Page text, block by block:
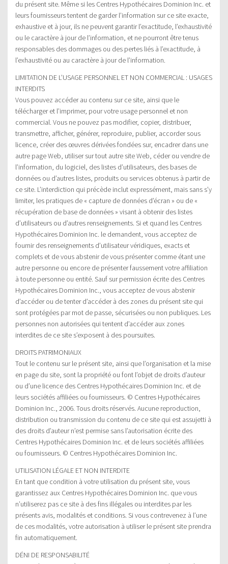
du présent site. Même si les Centres Hypothécaires Dominion Inc. et
leurs fournisseurs tentent de garder l’information sur ce site exacte,
exhaustive et à jour, ils ne peuvent garantir l’exactitude, l’exhaustivité
ou le caractère à jour de l’information, et ne pourront être tenus
responsables des dommages ou des pertes liés à l’exactitude, à
l’exhaustivité ou au caractère à jour de l’information.
LIMITATION DE L’USAGE PERSONNEL ET NON COMMERCIAL : USAGES
INTERDITS
Vous pouvez accéder au contenu sur ce site, ainsi que le
télécharger et l’imprimer, pour votre usage personnel et non
commercial. Vous ne pouvez pas modifier, copier, distribuer,
transmettre, afficher, générer, reproduire, publier, accorder sous
licence, créer des œuvres dérivées fondées sur, encadrer dans une
autre page Web, utiliser sur tout autre site Web, céder ou vendre de
l’information, du logiciel, des listes d’utilisateurs, des bases de
données ou d’autres listes, produits ou services obtenus à partir de
ce site. L’interdiction qui précède inclut expressément, mais sans s’y
limiter, les pratiques de « capture de données d’écran » ou de «
récupération de base de données » visant à obtenir des listes
d’utilisateurs ou d’autres renseignements. Si et quand les Centres
Hypothécaires Dominion Inc. le demandent, vous acceptez de
fournir des renseignements d’utilisateur véridiques, exacts et
complets et de vous abstenir de vous présenter comme étant une
autre personne ou encore de présenter faussement votre affiliation
à toute personne ou entité. Sauf sur permission écrite des Centres
Hypothécaires Dominion Inc., vous acceptez de vous abstenir
d’accéder ou de tenter d’accéder à des zones du présent site qui
sont protégées par mot de passe, sécurisées ou non publiques. Les
personnes non autorisées qui tentent d’accéder aux zones
interdites de ce site s’exposent à des poursuites.
DROITS PATRIMONIAUX
Tout le contenu sur le présent site, ainsi que l’organisation et la mise
en page du site, sont la propriété ou font l’objet de droits d’auteur
ou d’une licence des Centres Hypothécaires Dominion Inc. et de
leurs sociétés affiliées ou fournisseurs. © Centres Hypothécaires
Dominion Inc., 2006. Tous droits réservés. Aucune reproduction,
distribution ou transmission du contenu de ce site qui est assujetti à
des droits d’auteur n’est permise sans l’autorisation écrite des
Centres Hypothécaires Dominion Inc. et de leurs sociétés affiliées
ou fournisseurs. © Centres Hypothécaires Dominion Inc.
UTILISATION LÉGALE ET NON INTERDITE
En tant que condition à votre utilisation du présent site, vous
garantissez aux Centres Hypothécaires Dominion Inc. que vous
n’utiliserez pas ce site à des fins illégales ou interdites par les
présents avis, modalités et conditions. Si vous contrevenez à l’une
de ces modalités, votre autorisation à utiliser le présent site prendra
fin automatiquement.
DÉNI DE RESPONSABILITÉ